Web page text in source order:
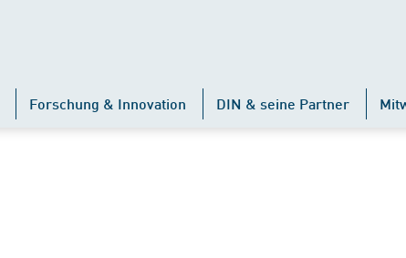
Forschung & Innovation DIN & seine Partner